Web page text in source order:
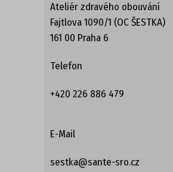
Ateliér zdravého obouvání
Fajtlova 1090/1 (OC ŠESTKA)
161 00 Praha 6
Telefon
+420 226 886 479
E-Mail
sestka@sante-sro.cz